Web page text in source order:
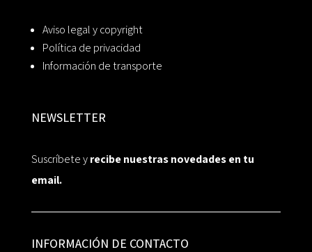
Aviso legal y copyright
Política de privacidad
Información de transporte
NEWSLETTER
Suscríbete yrecibe nuestras novedades en tu
email.
INFORMACIÓN DE CONTACTO